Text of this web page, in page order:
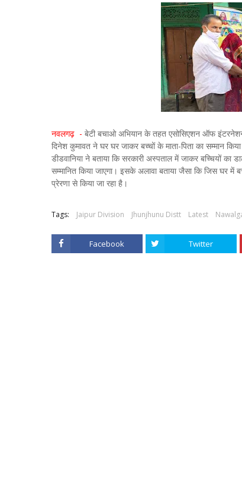
नवलगढ़ - बेटी बचाओ अभियान के तहत एसोसिएशन ऑफ
दिनेश कुमावत ने घर घर जाकर बच्चों के माता-पिता का सम्मान
डीडवानिया ने बताया कि सरकारी अस्पताल में जाकर बच्चियों का
सम्मानित किया जाएगा। इसके अलावा बताया जैसा कि जिस घर में
प्रेरणा से किया जा रहा है।
Tags: Jaipur Division Jhunjhunu Distt Latest
Facebook Twitter